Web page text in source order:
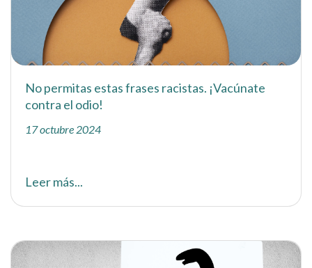
No permitas estas frases racistas. ¡Vacúnate
contra el odio!
17 octubre 2024
Leer más...